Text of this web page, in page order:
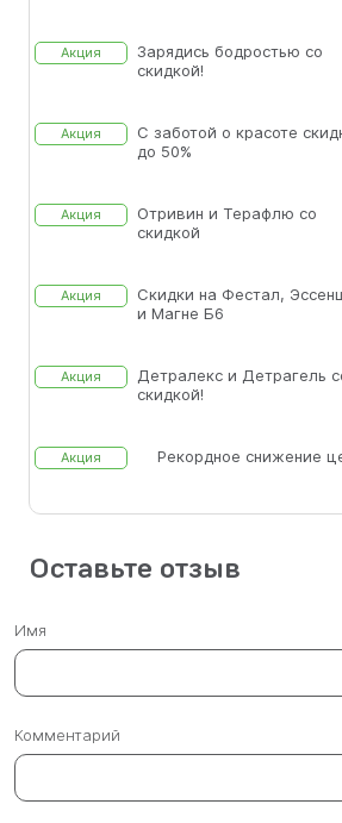
Акция
Зарядись бодростью со
скидкой!
Акция
С заботой о красоте
до 50%
Акция
Отривин и Терафлю со
скидкой
Акция
Скидки на Фестал,
и Магне Б6
Акция
Детралекс и Детрагель
скидкой!
Акция Рекордное снижение
Оставьте отзыв
Имя
Комментарий